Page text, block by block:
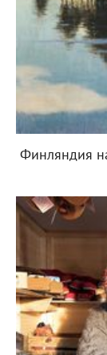
Финляндия